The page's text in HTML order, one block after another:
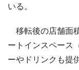
いる。
移転後の店舗面
ートインスペース
ーやドリンクも提